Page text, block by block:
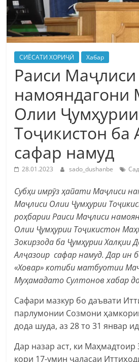
СИЁСАТИ ХОРИҶӢ Хабар
Раиси Маҷлиси
намояндагони
Олии Ҷумҳурии
Тоҷикистон ба
сафар намуд
28.01.2023 sado_dushanbe
Субҳи имрӯз ҳайати Маҷлиси
Маҷлиси Олии Ҷумҳурии
роҳбарии Раиси Маҷлиси
Олии Ҷумҳурии Тоҷикистон
Зокирзода ба Ҷумҳурии Халқии
Алҷазоир сафар намуд. Дар ин
«Ховар» котиби матбуотии
Муҳамадато Султонов хабар
Сафари мазкур бо даъвати
парлумонии Созмони
дода шуда, аз 28 то 31 январ
Дар назар аст, ки Маҳмадтоир
кори 17-умин ҷаласаи